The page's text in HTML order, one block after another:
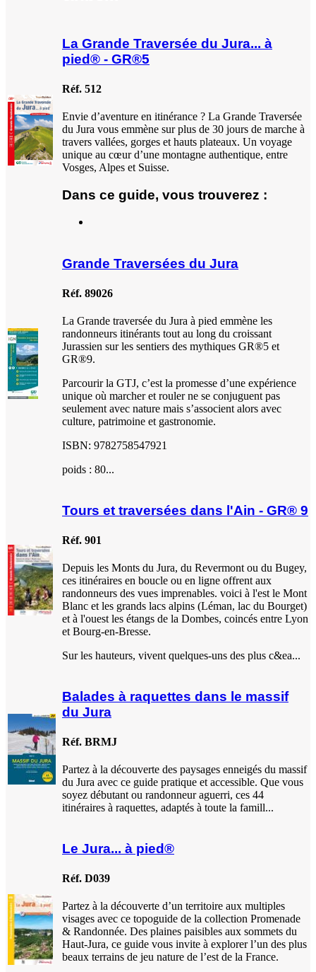
La Grande Traversée du Jura... à
pied® - GR®5
Réf. 512
Envie d’aventure en itinérance ? La Grande Traversée
du Jura vous emmène sur plus de 30 jours de marche à
travers vallées, gorges et hauts plateaux. Un voyage
unique au cœur d’une montagne authentique, entre
Vosges, Alpes et Suisse.
Dans ce guide, vous trouverez :
Grande Traversées du Jura
Réf. 89026
La Grande traversée du Jura à pied emmène les
randonneurs itinérants tout au long du croissant
Jurassien sur les sentiers des mythiques GR®5 et
GR®9.
Parcourir la GTJ, c’est la promesse d’une expérience
unique où marcher et rouler ne se conjuguent pas
seulement avec nature mais s’associent alors avec
culture, patrimoine et gastronomie.
ISBN: 9782758547921
poids : 80...
Tours et traversées dans l'Ain - GR® 9
Réf. 901
Depuis les Monts du Jura, du Revermont ou du Bugey,
ces itinéraires en boucle ou en ligne offrent aux
randonneurs des vues imprenables. voici à l'est le Mont
Blanc et les grands lacs alpins (Léman, lac du Bourget)
et à l'ouest les étangs de la Dombes, coincés entre Lyon
et Bourg-en-Bresse.
Sur les hauteurs, vivent quelques-uns des plus c&ea...
Balades à raquettes dans le massif
du Jura
Réf. BRMJ
Partez à la découverte des paysages enneigés du massif
du Jura avec ce guide pratique et accessible. Que vous
soyez débutant ou randonneur aguerri, ces 44
itinéraires à raquettes, adaptés à toute la famill...
Le Jura... à pied®
Réf. D039
Partez à la découverte d’un territoire aux multiples
visages avec ce topoguide de la collection Promenade
& Randonnée. Des plaines paisibles aux sommets du
Haut-Jura, ce guide vous invite à explorer l’un des plus
beaux terrains de jeu nature de l’est de la France.